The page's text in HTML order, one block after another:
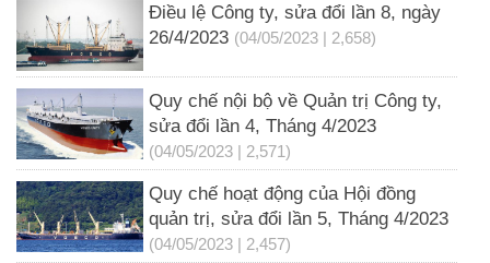
Điều lệ Công ty, sửa đổi lần 8, ngày
26/4/2023 (04/05/2023 | 2,658)
Quy chế nội bộ về Quản trị Công ty,
sửa đổi lần 4, Tháng 4/2023
(04/05/2023 | 2,571)
Quy chế hoạt động của Hội đồng
quản trị, sửa đổi lần 5, Tháng 4/2023
(04/05/2023 | 2,457)